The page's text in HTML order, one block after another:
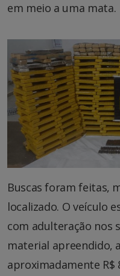
em meio a uma mata.
Buscas foram feitas,
localizado. O veículo
com adulteração nos
material apreendido,
aproximadamente R$